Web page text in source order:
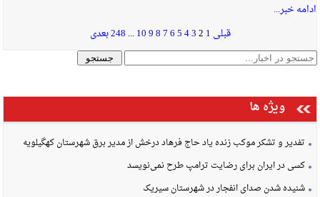
ادامه خبر...
قبلی 1
2
3
4
5
6
7
8
9
10
...
248بعدی
ویژه ها
تفدیر و تشکر موکب زنده یاد حاج فرهاد درخش از مدیر برق شهرستان کهگیلویه
کسی در ایران برای رضایت ترامپ طرح نمی‌نویسد
شنیده شدن صدای انفجار در شهرستان سیریک